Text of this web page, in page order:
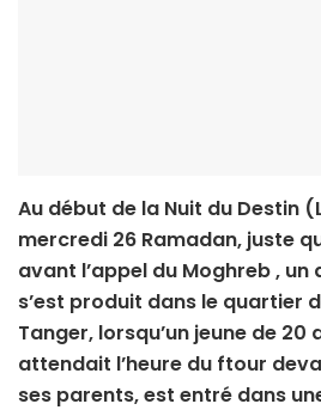
Au début de la Nuit du Destin
mercredi 26 Ramadan, juste
avant l’appel du Moghreb ,
s’est produit dans le quartier
Tanger, lorsqu’un jeune de 20
attendait l’heure du ftour
ses parents, est entré dans